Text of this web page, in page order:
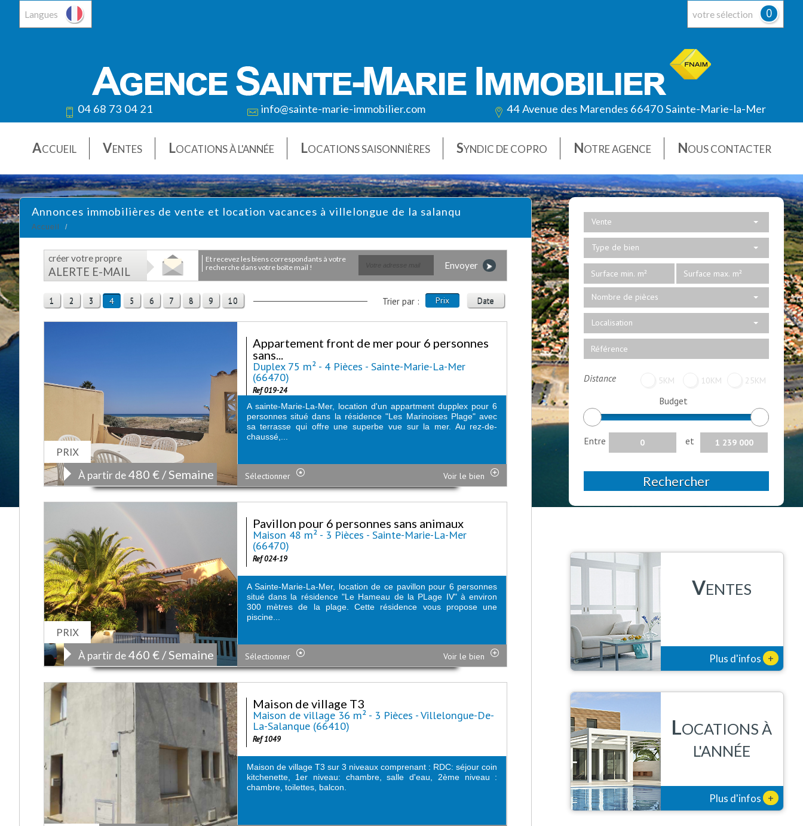
Langues votre sélection 0
04 68 73 04 21 info@sainte-marie-immobilier.com 44 Avenue des Marendes 66470 Sainte-Marie-la-Mer
ACCUEIL VENTES LOCATIONS À L'ANNÉE LOCATIONS SAISONNIÈRES SYNDIC DE COPRO NOTRE AGENCE NOUS CONTACTER
Vente
Type de bien
Nombre de pièces
Localisation
Distance 5KM 10KM 25KM
Budget
Entre et
Rechercher
Annonces immobilières de vente et location vacances à villelongue de la salanqu
Accueil
créer votre propre
ALERTE E-MAIL
et recevez les biens correspondants à votre
recherche dans votre boîte mail !
Envoyer
1 2 3 4 5 6 7 8 9 10 Trier par : Prix Date
PRIX
À partir de480 € / Semaine
Appartement front de mer pour 6 personnes
sans...
Duplex 75 m² - 4 Pièces - Sainte-Marie-La-Mer
(66470)
Ref 019-24
A sainte-Marie-La-Mer, location d'un appartment dupplex pour 6
personnes situé dans la résidence "Les Marinoises Plage" avec
sa terrasse qui offre une superbe vue sur la mer. Au rez-de-
chaussé,...
Sélectionner Voir le bien
PRIX
À partir de460 € / Semaine
Pavillon pour 6 personnes sans animaux
Maison 48 m² - 3 Pièces - Sainte-Marie-La-Mer
(66470)
Ref 024-19
A Sainte-Marie-La-Mer, location de ce pavillon pour 6 personnes
situé dans la résidence "Le Hameau de la PLage IV" à environ
300 mètres de la plage. Cette résidence vous propose une
piscine...
Sélectionner Voir le bien
Maison de village T3
Maison de village 36 m² - 3 Pièces - Villelongue-De-
La-Salanque (66410)
Ref 1049
Maison de village T3 sur 3 niveaux comprenant : RDC: séjour coin
kitchenette, 1er niveau: chambre, salle d'eau, 2ème niveau :
chambre, toilettes, balcon.
VENTES
Plus d'infos +
LOCATIONS À
L'ANNÉE
Plus d'infos +